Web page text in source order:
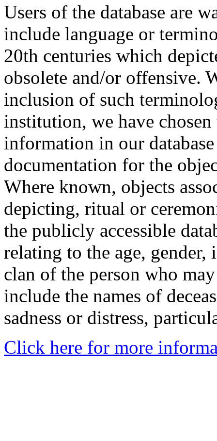
Users of the database are
include language or
20th centuries which
obsolete and/or offensive.
inclusion of such
institution, we have
information in our
documentation for the
Where known, objects
depicting, ritual or
the publicly accessible
relating to the age,
clan of the person who
include the names of
sadness or distress,
Click here for more